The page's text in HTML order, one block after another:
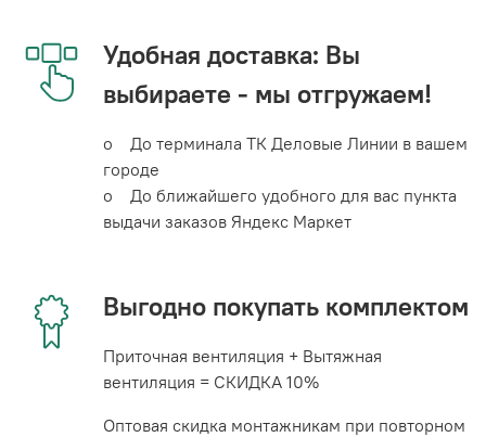
Удобная доставка: Вы
выбираете - мы отгружаем!
o До терминала ТК Деловые Линии в вашем
городе
o До ближайшего удобного для вас пункта
выдачи заказов Яндекс Маркет
Выгодно покупать комплектом
Приточная вентиляция + Вытяжная
вентиляция = СКИДКА 10%
Оптовая скидка монтажникам при повторном